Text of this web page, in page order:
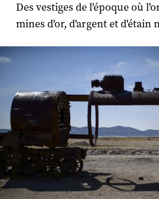
Des vestiges de l'époque où
mines d'or, d'argent et d'étain